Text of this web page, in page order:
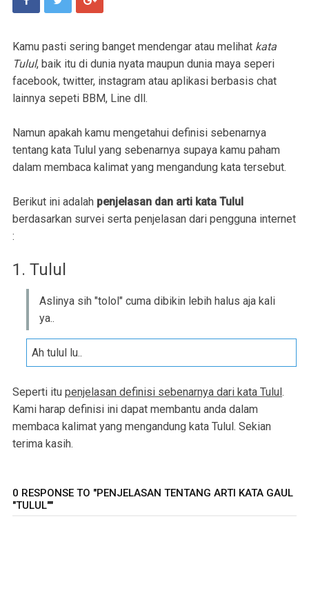
Kamu pasti sering banget mendengar atau melihat kata
Tulul, baik itu di dunia nyata maupun dunia maya seperi
facebook, twitter, instagram atau aplikasi berbasis chat
lainnya sepeti BBM, Line dll.
Namun apakah kamu mengetahui definisi sebenarnya
tentang kata Tulul yang sebenarnya supaya kamu paham
dalam membaca kalimat yang mengandung kata tersebut.
Berikut ini adalah penjelasan dan arti kata Tulul
berdasarkan survei serta penjelasan dari pengguna internet
:
1. Tulul
Aslinya sih "tolol" cuma dibikin lebih halus aja kali
ya..
Ah tulul lu..
Seperti itu penjelasan definisi sebenarnya dari kata Tulul.
Kami harap definisi ini dapat membantu anda dalam
membaca kalimat yang mengandung kata Tulul. Sekian
terima kasih.
0 RESPONSE TO "PENJELASAN TENTANG ARTI KATA GAUL
"TULUL""